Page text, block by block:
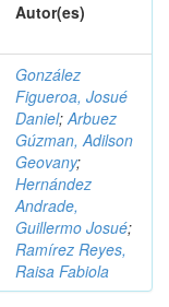
Autor(es)
González
Figueroa, Josué
Daniel;Arbuez
Gúzman, Adilson
Geovany;
Hernández
Andrade,
Guillermo Josué;
Ramírez Reyes,
Raisa Fabiola